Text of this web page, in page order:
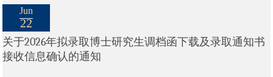
Jun
22
关于2026年拟录取博士研究生调档函下载及录取通知书
接收信息确认的通知